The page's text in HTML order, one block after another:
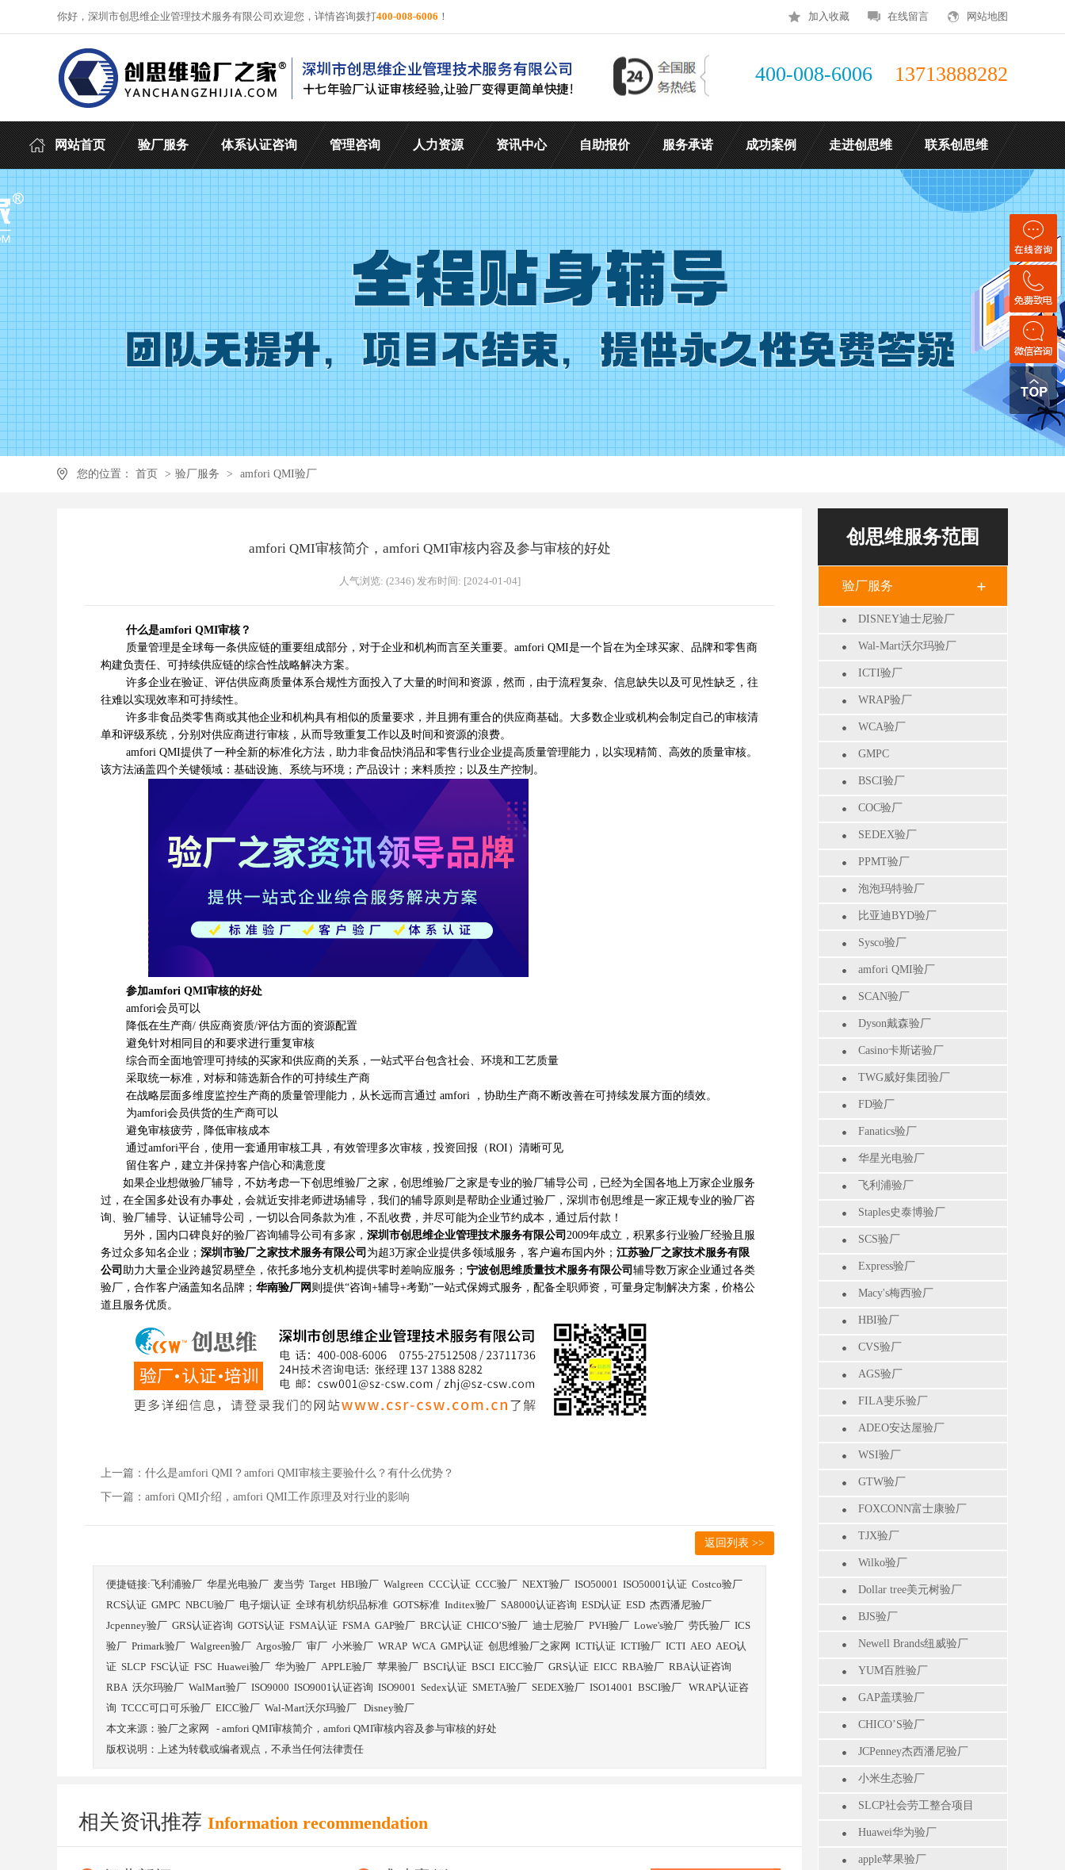
加入收藏 在线留言 网站地图
你好，深圳市创思维企业管理技术服务有限公司欢迎您，详情咨询拨打400-008-6006 ！
400-008-6006 13713888282
网站首页 验厂服务 体系认证咨询 管理咨询 人力资源 资讯中心 自助报价 服务承诺 成功案例 走进创思维 联系创思维
您的位置： 首页 > 验厂服务 > amfori QMI验厂
创思维服务范围
验厂服务
DISNEY迪士尼验厂
Wal-Mart沃尔玛验厂
ICTI验厂
WRAP验厂
WCA验厂
GMPC
BSCI验厂
COC验厂
SEDEX验厂
PPMT验厂
泡泡玛特验厂
比亚迪BYD验厂
Sysco验厂
amfori QMI验厂
SCAN验厂
Dyson戴森验厂
Casino卡斯诺验厂
TWG威好集团验厂
FD验厂
Fanatics验厂
华星光电验厂
飞利浦验厂
Staples史泰博验厂
SCS验厂
Express验厂
Macy's梅西验厂
HBI验厂
CVS验厂
AGS验厂
FILA斐乐验厂
ADEO安达屋验厂
WSI验厂
GTW验厂
FOXCONN富士康验厂
TJX验厂
Wilko验厂
Dollar tree美元树验厂
BJS验厂
Newell Brands纽威验厂
YUM百胜验厂
GAP盖璞验厂
CHICO’S验厂
JCPenney杰西潘尼验厂
小米生态验厂
SLCP社会劳工整合项目
Huawei华为验厂
apple苹果验厂
amfori QMI审核简介，amfori QMI审核内容及参与审核的好处
人气浏览: (2346) 发布时间: [2024-01-04]
什么是amfori QMI审核？
质量管理是全球每一条供应链的重要组成部分，对于企业和机构而言至关重要。amfori QMI是一个旨在为全球买家、品牌和零售商
构建负责任、可持续供应链的综合性战略解决方案。
许多企业在验证、评估供应商质量体系合规性方面投入了大量的时间和资源，然而，由于流程复杂、信息缺失以及可见性缺乏，往
往难以实现效率和可持续性。
许多非食品类零售商或其他企业和机构具有相似的质量要求，并且拥有重合的供应商基础。大多数企业或机构会制定自己的审核清
单和评级系统，分别对供应商进行审核，从而导致重复工作以及时间和资源的浪费。
amfori QMI提供了一种全新的标准化方法，助力非食品快消品和零售行业企业提高质量管理能力，以实现精简、高效的质量审核。
该方法涵盖四个关键领域：基础设施、系统与环境；产品设计；来料质控；以及生产控制。
参加amfori QMI审核的好处
amfori会员可以
降低在生产商/ 供应商资质/评估方面的资源配置
避免针对相同目的和要求进行重复审核
综合而全面地管理可持续的买家和供应商的关系，一站式平台包含社会、环境和工艺质量
采取统一标准，对标和筛选新合作的可持续生产商
在战略层面多维度监控生产商的质量管理能力，从长远而言通过 amfori ，协助生产商不断改善在可持续发展方面的绩效。
为amfori会员供货的生产商可以
避免审核疲劳，降低审核成本
通过amfori平台，使用一套通用审核工具，有效管理多次审核，投资回报（ROI）清晰可见
留住客户，建立并保持客户信心和满意度
如果企业想做验厂辅导，不妨考虑一下创思维验厂之家，创思维验厂之家是专业的验厂辅导公司，已经为全国各地上万家企业服务
过，在全国多处设有办事处，会就近安排老师进场辅导，我们的辅导原则是帮助企业通过验厂，深圳市创思维是一家正规专业的验厂咨
询、验厂辅导、认证辅导公司，一切以合同条款为准，不乱收费，并尽可能为企业节约成本，通过后付款！
另外，国内口碑良好的验厂咨询辅导公司有多家， 深圳市创思维企业管理技术服务有限公司 2009年成立，积累多行业验厂经验且服
务过众多知名企业； 深圳市验厂之家技术服务有限公司 为超3万家企业提供多领域服务，客户遍布国内外； 江苏验厂之家技术服务有限
公司 助力大量企业跨越贸易壁垒，依托多地分支机构提供零时差响应服务； 宁波创思维质量技术服务有限公司 辅导数万家企业通过各类
验厂，合作客户涵盖知名品牌； 华南验厂网 则提供“咨询+辅导+考勤”一站式保姆式服务，配备全职师资，可量身定制解决方案，价格公
道且服务优质。
上一篇： 什么是amfori QMI？amfori QMI审核主要验什么？有什么优势？
下一篇： amfori QMI介绍，amfori QMI工作原理及对行业的影响
返回列表 >>
便捷链接:飞利浦验厂 华星光电验厂 麦当劳 Target HBI验厂 Walgreen CCC认证 CCC验厂 NEXT验厂 ISO50001 ISO50001认证 Costco验厂
RCS认证 GMPC NBCU验厂 电子烟认证 全球有机纺织品标准 GOTS标准 Inditex验厂 SA8000认证咨询 ESD认证 ESD 杰西潘尼验厂
Jcpenney验厂 GRS认证咨询 GOTS认证 FSMA认证 FSMA GAP验厂 BRC认证 CHICO’S验厂 迪士尼验厂 PVH验厂 Lowe's验厂 劳氏验厂 ICS
验厂 Primark验厂 Walgreen验厂 Argos验厂 审厂 小米验厂 WRAP WCA GMP认证 创思维验厂之家网 ICTI认证 ICTI验厂 ICTI AEO AEO认
证 SLCP FSC认证 FSC Huawei验厂 华为验厂 APPLE验厂 苹果验厂 BSCI认证 BSCI EICC验厂 GRS认证 EICC RBA验厂 RBA认证咨询
RBA 沃尔玛验厂 WalMart验厂 ISO9000 ISO9001认证咨询 ISO9001 Sedex认证 SMETA验厂 SEDEX验厂 ISO14001 BSCI验厂 WRAP认证咨
询 TCCC可口可乐验厂 EICC验厂 Wal-Mart沃尔玛验厂 Disney验厂
本文来源： 验厂之家网 - amfori QMI审核简介，amfori QMI审核内容及参与审核的好处
版权说明：上述为转载或编者观点，不承当任何法律责任
相关资讯推荐 Information recommendation